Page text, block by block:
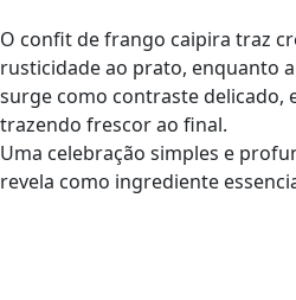
O confit de frango caipira traz
rusticidade ao prato, enquanto
surge como contraste delicado,
trazendo frescor ao final.
Uma celebração simples e
revela como ingrediente